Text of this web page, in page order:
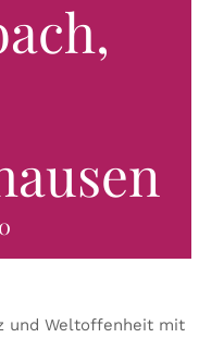
und Weltoffenheit mit